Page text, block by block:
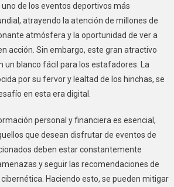
de los eventos deportivos más
atrayendo la atención de millones de
atmósfera y la oportunidad de ver a
acción. Sin embargo, este gran atractivo
un blanco fácil para los estafadores. La
por su fervor y lealtad de los hinchas, se
en esta era digital.
personal y financiera es esencial,
que desean disfrutar de eventos de
deben estar constantemente
y seguir las recomendaciones de
Haciendo esto, se pueden mitigar